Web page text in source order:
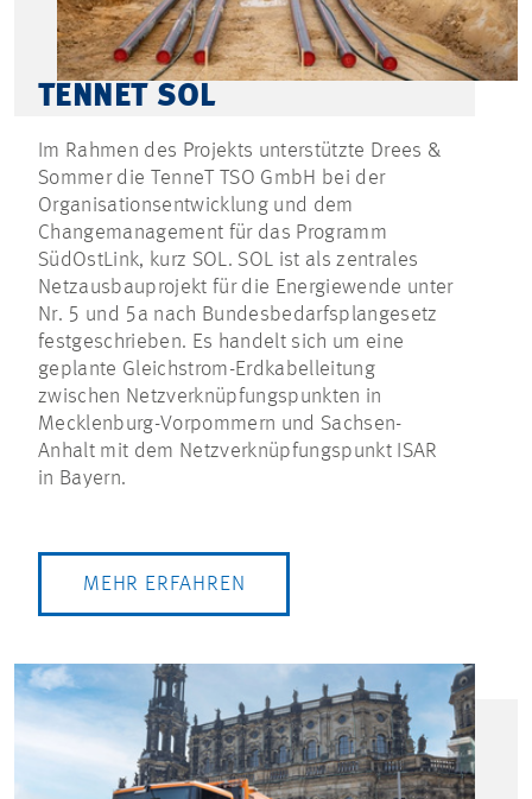
TENNET SOL
Im Rahmen des Projekts unterstützte Drees &
Sommer die TenneT TSO GmbH bei der
Organisationsentwicklung und dem
Changemanagement für das Programm
SüdOstLink, kurz SOL. SOL ist als zentrales
Netzausbauprojekt für die Energiewende unter
Nr. 5 und 5a nach Bundesbedarfsplangesetz
festgeschrieben. Es handelt sich um eine
geplante Gleichstrom-Erdkabelleitung
zwischen Netzverknüpfungspunkten in
Mecklenburg-Vorpommern und Sachsen-
Anhalt mit dem Netzverknüpfungspunkt ISAR
in Bayern.
MEHR ERFAHREN